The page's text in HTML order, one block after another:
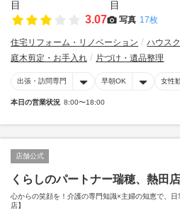
3.07 写真 17枚
住宅リフォーム・リノベーション
ハウス
庭木剪定・お手入れ
片づけ・遺品整理
出張・訪問専門 早朝OK 女性
本日の営業状況 8:00〜18:00
店舗公式
くらしのパートナー瑞穂、熱田店
心からの笑顔を！介護の専門知識×主婦の知恵で、
店】